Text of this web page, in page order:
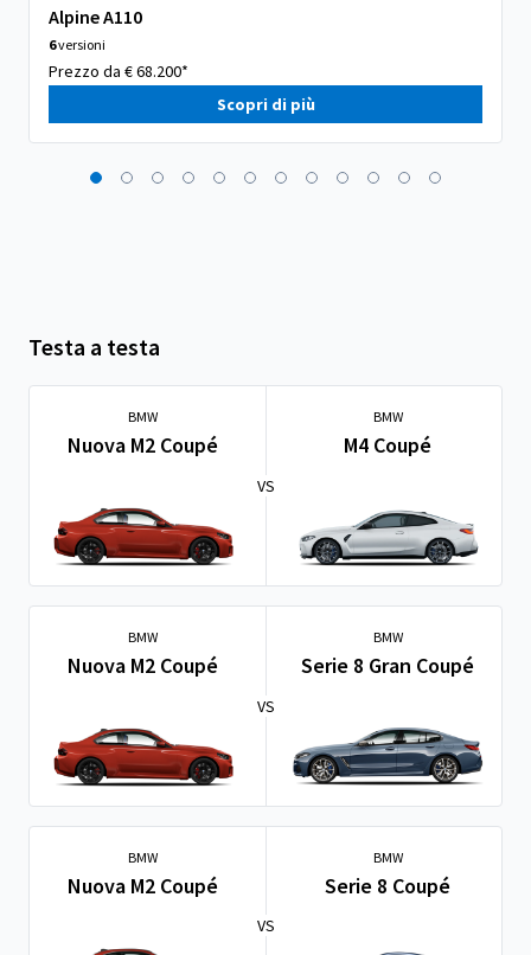
Alpine A110
6versioni
Prezzo da € 68.200*
Scopri di più
Testa a testa
BMW
Nuova M2 Coupé
VS
BMW
M4 Coupé
BMW
Nuova M2 Coupé
VS
BMW
Serie 8 Gran Coupé
BMW
Nuova M2 Coupé
VS
BMW
Serie 8 Coupé